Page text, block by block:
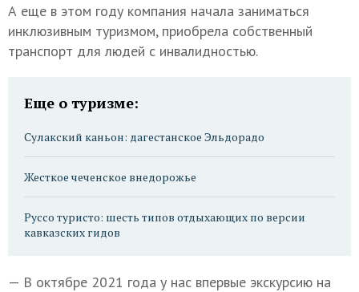
А еще в этом году компания начала заниматься
инклюзивным туризмом, приобрела собственный
транспорт для людей с инвалидностью.
Еще о туризме:
Сулакский каньон: дагестанское Эльдорадо
Жесткое чеченское внедорожье
Руссо туристо: шесть типов отдыхающих по версии
кавказских гидов
— В октябре 2021 года у нас впервые экскурсию на